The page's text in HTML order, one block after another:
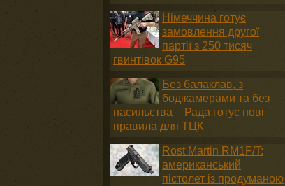
Німеччина готує
замовлення другої
партії з 250 тисяч
гвинтівок G95
Без балаклав, з
бодікамерами та без
насильства – Рада готує нові
правила для ТЦК
Rost Martin RM1F/T:
американський
пістолет із продуманою